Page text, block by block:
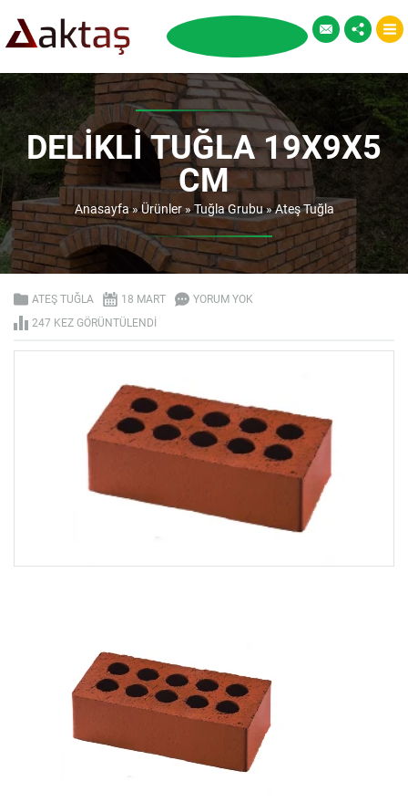
DELIKLI TUĞLA 19X9X5
CM
Anasayfa»Ürünler»Tuğla Grubu»Ateş Tuğla
ATEŞ TUĞLA 18 MART
YORUM YOK
247 KEZ GÖRÜNTÜLENDI